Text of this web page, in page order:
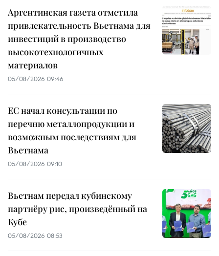
Аргентинская газета отметила
привлекательность Вьетнама для
инвестиций в производство
высокотехнологичных
материалов
05/08/2026 09:46
ЕС начал консультации по
перечню металлопродукции и
возможным последствиям для
Вьетнама
05/08/2026 09:10
Вьетнам передал кубинскому
партнёру рис, произведённый на
Кубе
05/08/2026 08:53